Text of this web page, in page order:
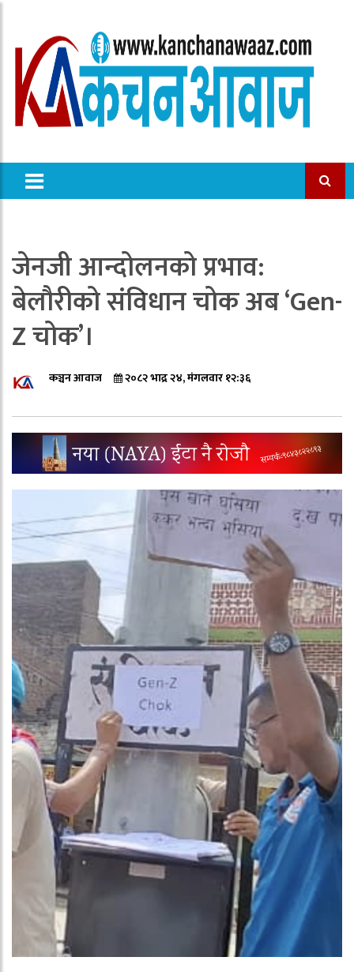
जेनजी आन्दोलनको प्रभाव:
बेलौरीको संविधान चोक अब ‘Gen-
Z चोक’।
कञ्चन आवाज २०८२ भाद्र २४, मंगलवार १२:३६